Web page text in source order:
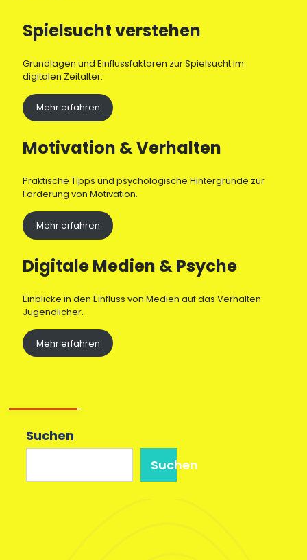
Suchen
Suchen
Spielsucht verstehen
Grundlagen und Einflussfaktoren zur Spielsucht im
digitalen Zeitalter.
Mehr erfahren
Motivation & Verhalten
Praktische Tipps und psychologische Hintergründe zur
Förderung von Motivation.
Mehr erfahren
Digitale Medien & Psyche
Einblicke in den Einfluss von Medien auf das Verhalten
Jugendlicher.
Mehr erfahren